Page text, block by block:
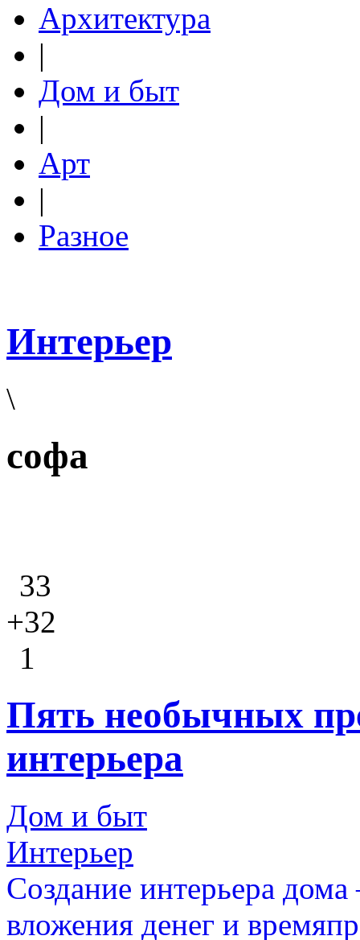
Архитектура
|
Дом и быт
|
Арт
|
Разное
Интерьер
\
софа
33
+32
1
Пять необычных
интерьера
Дом и быт
Интерьер
Создание интерьера
вложения денег и